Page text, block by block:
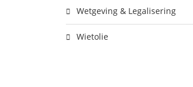
Wetgeving & Legalisering
Wietolie